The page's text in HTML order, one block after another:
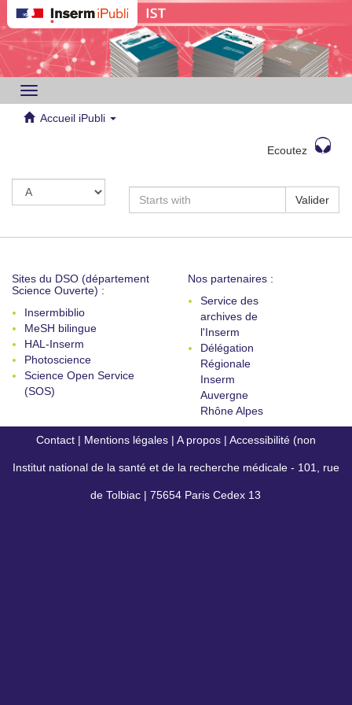
Toggle
navigation
Accueil iPubli
Ecoutez
Valider
Sites du DSO (département
Science Ouverte) :
Insermbiblio
MeSH bilingue
HAL-Inserm
Photoscience
Science Open Service
(SOS)
Nos partenaires :
Service des
archives de
l'Inserm
Délégation
Régionale
Inserm
Auvergne
Rhône Alpes
Contact | Mentions légales | A propos | Accessibilité (non
conforme)
Institut national de la santé et de la recherche médicale - 101, rue
de Tolbiac | 75654 Paris Cedex 13